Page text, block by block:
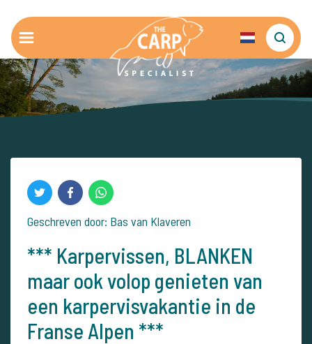
Geschreven door: Bas van Klaveren
*** Karpervissen, BLANKEN
maar ook volop genieten van
een karpervisvakantie in de
Franse Alpen ***